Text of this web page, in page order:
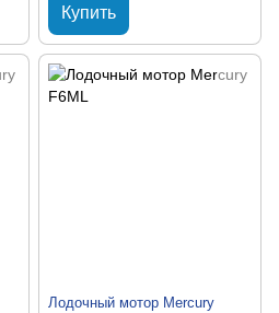
Купить
Лодочный мотор Mercury